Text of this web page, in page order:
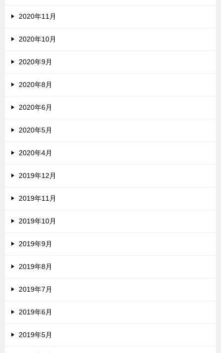
2020年11月
2020年10月
2020年9月
2020年8月
2020年6月
2020年5月
2020年4月
2019年12月
2019年11月
2019年10月
2019年9月
2019年8月
2019年7月
2019年6月
2019年5月